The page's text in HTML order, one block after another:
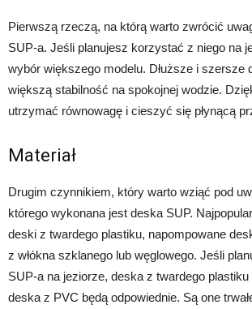
Pierwszą rzeczą, na którą warto zwrócić
SUP-a. Jeśli planujesz korzystać z niego na
wybór większego modelu. Dłuższe i szersze
większą stabilność na spokojnej wodzie.
utrzymać równowagę i cieszyć się płynącą
Materiał
Drugim czynnikiem, który warto wziąć pod
którego wykonana jest deska SUP.
deski z twardego plastiku, napompowane
z włókna szklanego lub węglowego. Jeśli
SUP-a na jeziorze, deska z twardego
deska z PVC będą odpowiednie. Są one